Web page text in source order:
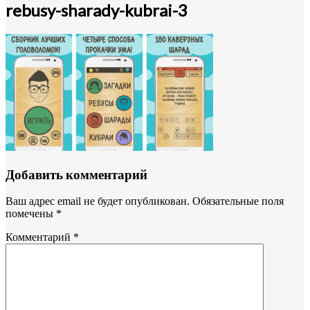
rebusy-sharady-kubrai-3
Добавить комментарий
Ваш адрес email не будет опубликован. Обязательные поля
помечены *
Комментарий *